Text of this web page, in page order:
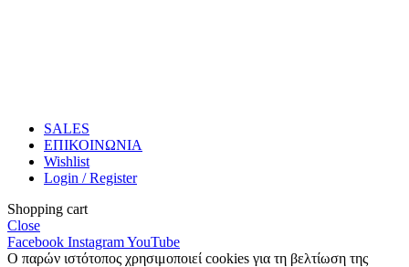
SALES
ΕΠΙΚΟΙΝΩΝΙΑ
Wishlist
Login / Register
Shopping cart
Close
Facebook InstagramYouTube
Ο παρών ιστότοπος χρησιμοποιεί cookies για τη βελτίωση της